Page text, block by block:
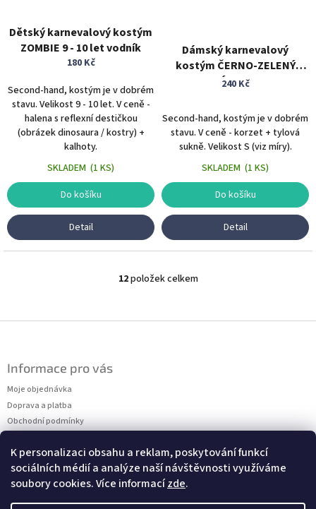
K personalizaci obsahu a reklam, poskytování funkcí
sociálních médií a analýze naší návštěvnosti využíváme
soubory cookies. Více informacízde.
Dětský karnevalový kostým
ZOMBIE 9 - 10 let vodník
180 Kč
Second-hand, kostým je v dobrém
stavu. Velikost 9 - 10 let. V ceně -
halena s reflexní destičkou
(obrázek dinosaura / kostry) +
kalhoty.
SKLADEM (1 KS)
Do košíku
Detail
Dámský karnevalový
kostým ČERNO-ZELENÝ
KOSTÝM vel. XS/S
240 Kč
Second-hand, kostým je v dobrém
stavu. V ceně - korzet + tylová
sukně. Velikost S (viz míry).
SKLADEM (1 KS)
Do košíku
Detail
O
á
k
v
ý
p
12položek celkem
Informace pro vás
Moje objednávka
Doprava a platba
Obchodní podmínky
Kontakty
Měření velikostí